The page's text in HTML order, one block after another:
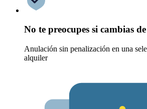
No te preocupes si cambias
Anulación sin penalización en una
alquiler